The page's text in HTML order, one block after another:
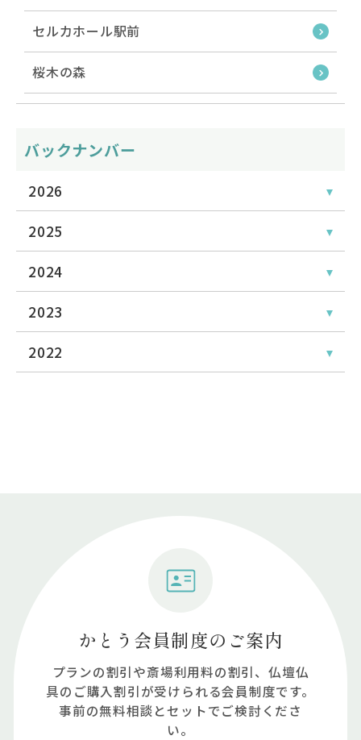
セルカホール駅前
桜木の森
バックナンバー
2026
2025
2024
2023
2022
かとう会員制度のご案内
プランの割引や斎場利⽤料の割引、仏壇仏
具のご購⼊割引が受けられる会員制度です。
事前の無料相談とセットでご検討くださ
い。